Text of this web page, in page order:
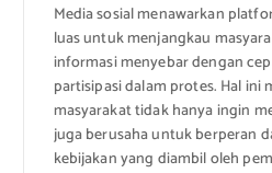
Media sosial menawarkan
luas untuk menjangkau
informasi menyebar dengan
partisipasi dalam protes. Hal ini
masyarakat tidak hanya ingin
juga berusaha untuk berperan
kebijakan yang diambil oleh